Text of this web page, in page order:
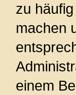
zu
machen
einem